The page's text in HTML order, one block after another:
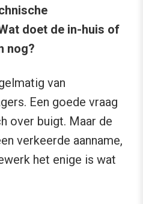
doet de in-huis of
nog?
van
Een goede vraag
over buigt. Maar de
verkeerde aanname,
het enige is wat